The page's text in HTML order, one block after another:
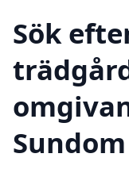
Sök
Sundom